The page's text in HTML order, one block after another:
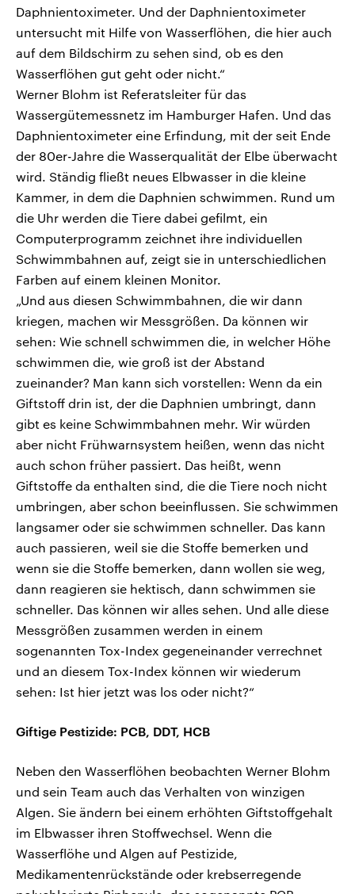
Daphnientoximeter. Und der Daphnientoximeter
untersucht mit Hilfe von Wasserflöhen, die hier auch
auf dem Bildschirm zu sehen sind, ob es den
Wasserflöhen gut geht oder nicht.“
Werner Blohm ist Referatsleiter für das
Wassergütemessnetz im Hamburger Hafen. Und das
Daphnientoximeter eine Erfindung, mit der seit Ende
der 80er-Jahre die Wasserqualität der Elbe überwacht
wird. Ständig fließt neues Elbwasser in die kleine
Kammer, in dem die Daphnien schwimmen. Rund um
die Uhr werden die Tiere dabei gefilmt, ein
Computerprogramm zeichnet ihre individuellen
Schwimmbahnen auf, zeigt sie in unterschiedlichen
Farben auf einem kleinen Monitor.
„Und aus diesen Schwimmbahnen, die wir dann
kriegen, machen wir Messgrößen. Da können wir
sehen: Wie schnell schwimmen die, in welcher Höhe
schwimmen die, wie groß ist der Abstand
zueinander? Man kann sich vorstellen: Wenn da ein
Giftstoff drin ist, der die Daphnien umbringt, dann
gibt es keine Schwimmbahnen mehr. Wir würden
aber nicht Frühwarnsystem heißen, wenn das nicht
auch schon früher passiert. Das heißt, wenn
Giftstoffe da enthalten sind, die die Tiere noch nicht
umbringen, aber schon beeinflussen. Sie schwimmen
langsamer oder sie schwimmen schneller. Das kann
auch passieren, weil sie die Stoffe bemerken und
wenn sie die Stoffe bemerken, dann wollen sie weg,
dann reagieren sie hektisch, dann schwimmen sie
schneller. Das können wir alles sehen. Und alle diese
Messgrößen zusammen werden in einem
sogenannten Tox-Index gegeneinander verrechnet
und an diesem Tox-Index können wir wiederum
sehen: Ist hier jetzt was los oder nicht?“
Giftige Pestizide: PCB, DDT, HCB
Neben den Wasserflöhen beobachten Werner Blohm
und sein Team auch das Verhalten von winzigen
Algen. Sie ändern bei einem erhöhten Giftstoffgehalt
im Elbwasser ihren Stoffwechsel. Wenn die
Wasserflöhe und Algen auf Pestizide,
Medikamentenrückstände oder krebserregende